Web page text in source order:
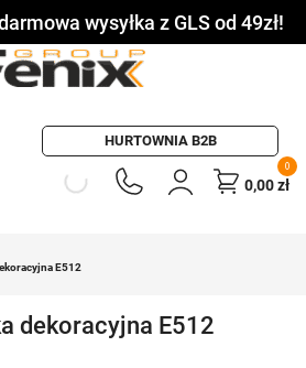
wysyłka z GLS od 49zł!
HURTOWNIA B2B
0
0,00zł
E512
dekoracyjna E512